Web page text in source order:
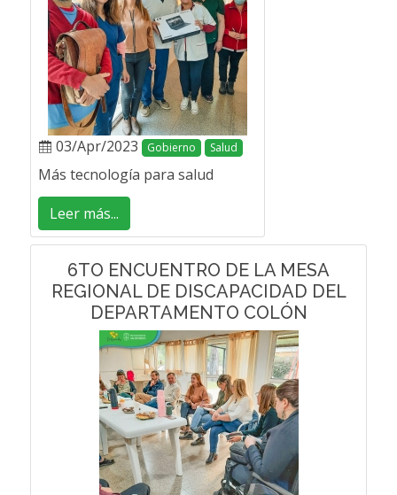
03/Apr/2023 Gobierno Salud
Más tecnología para salud
Leer más...
6TO ENCUENTRO DE LA MESA
REGIONAL DE DISCAPACIDAD DEL
DEPARTAMENTO COLÓN